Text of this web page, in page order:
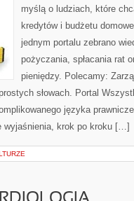
myślą o ludziach, które
kredytów i budżetu
jednym portalu zebrano
pożyczania, spłacania rat
pieniędzy. Polecamy:
słowach. Portal
języka
wyjaśnienia, krok po kroku […]